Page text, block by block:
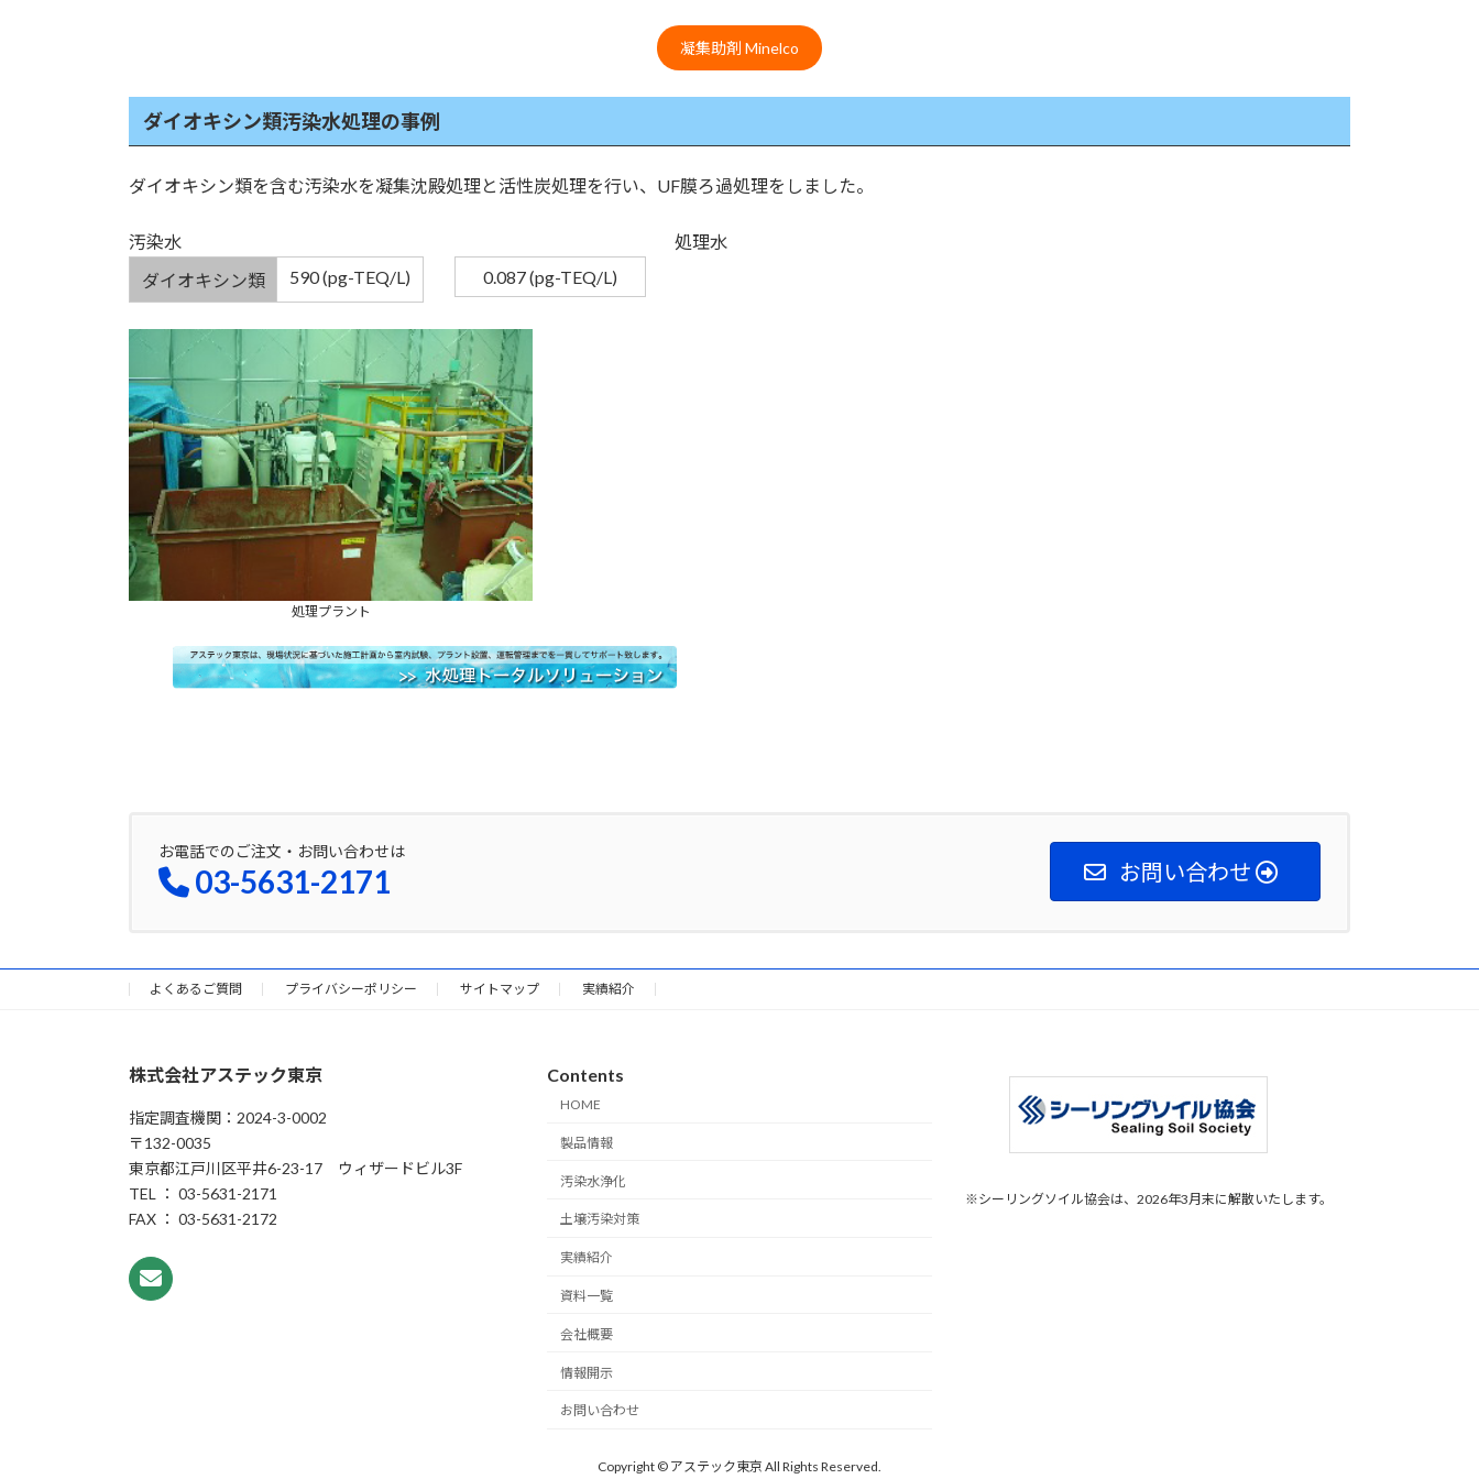
凝集助剤 Minelco
ダイオキシン類汚染水処理の事例
ダイオキシン類を含む汚染水を凝集沈殿処理と活性炭処理を行い、UF膜ろ過処理をしました。
汚染水 処理水
ダイオキシン類
590 (pg-TEQ/L) 0.087 (pg-TEQ/L)
処理プラント
お電話でのご注文・お問い合わせは
03-5631-2171 お問い合わせ
よくあるご質問 プライバシーポリシー サイトマップ 実績紹介
株式会社アステック東京
指定調査機関：2024-3-0002
〒132-0035
東京都江戸川区平井6-23-17 ウィザードビル3F
TEL ： 03-5631-2171
FAX ： 03-5631-2172
Contents
HOME
製品情報
汚染水浄化
土壌汚染対策
実績紹介
資料一覧
会社概要
情報開示
お問い合わせ
※シーリングソイル協会は、2026年3月末に解散いたします。
Copyright © アステック東京 All Rights Reserved.